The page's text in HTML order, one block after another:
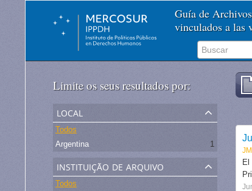
Guía de
vinculados a las
Limite os seus resultados por:
local
Todos
Argentina
1
instituição de arquivo
Todos
JM
El